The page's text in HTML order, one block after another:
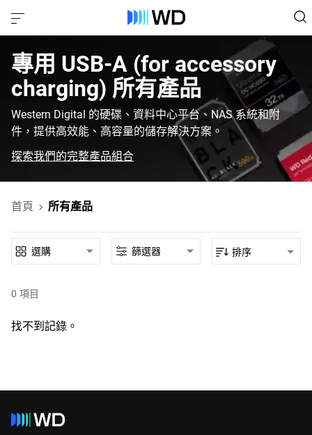
專用‎ USB-A (for accessory
charging)‎ 所有產品‎
Western Digital 的硬碟、資料中心平台、NAS 系統和附
件，提供高效能、高容量的儲存解決方案。
探索我們的完整產品組合
首頁 所有產品
0 項目
選購 篩選器 排序
找不到記錄。